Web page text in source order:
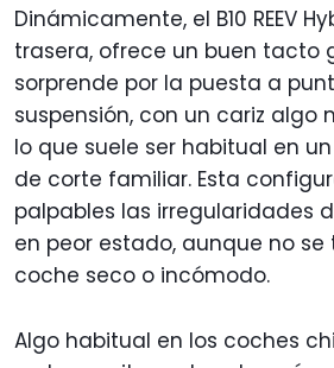
Dinámicamente, el B10 REEV
trasera, ofrece un buen tacto
sorprende por la puesta a
suspensión, con un cariz algo
lo que suele ser habitual en
de corte familiar. Esta
palpables las irregularidades
en peor estado, aunque no
coche seco o incómodo.
Algo habitual en los coches